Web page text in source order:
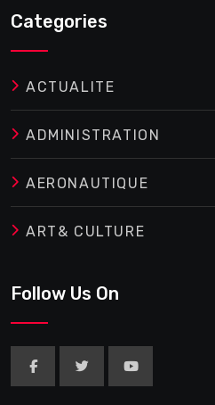
Categories
ACTUALITE
ADMINISTRATION
AERONAUTIQUE
ART& CULTURE
Follow Us On